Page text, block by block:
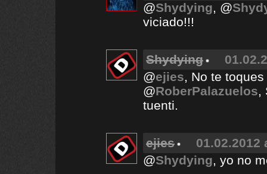
@Shydying, @
viciado!!!
Shydying
@ejies, No te
@RoberPalazuelos,
tuenti.
ejies
01.02.2012
@Shydying, yo no